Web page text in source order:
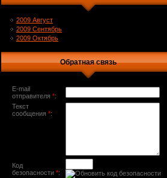
2009 Август
2009 Сентябрь
2009 Октябрь
Обратная связь
E-mail
отправителя *:
Текст
сообщения *:
Код
безопасности *: